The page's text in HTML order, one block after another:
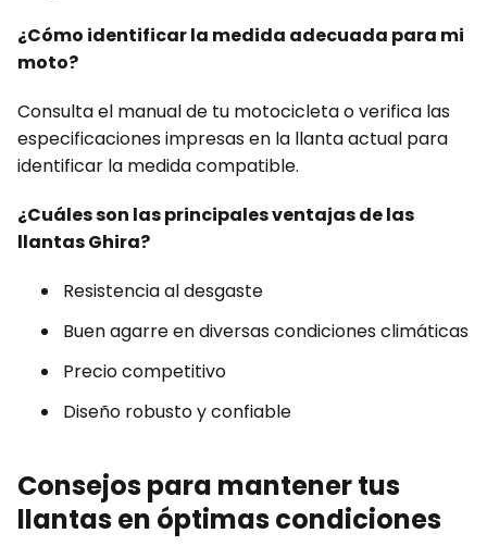
¿Cómo identificar la medida adecuada para mi
moto?
Consulta el manual de tu motocicleta o verifica las
especificaciones impresas en la llanta actual para
identificar la medida compatible.
¿Cuáles son las principales ventajas de las
llantas Ghira?
Resistencia al desgaste
Buen agarre en diversas condiciones climáticas
Precio competitivo
Diseño robusto y confiable
Consejos para mantener tus
llantas en óptimas condiciones